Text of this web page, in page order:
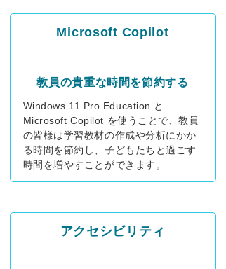
Microsoft Copilot
教員の貴重な時間を節約する
Windows 11 Pro Education と
Microsoft Copilot を使うことで、教員
の皆様は学習教材の作成や分析にかか
る時間を節約し、子どもたちと過ごす
時間を増やすことができます。
アクセシビリティ